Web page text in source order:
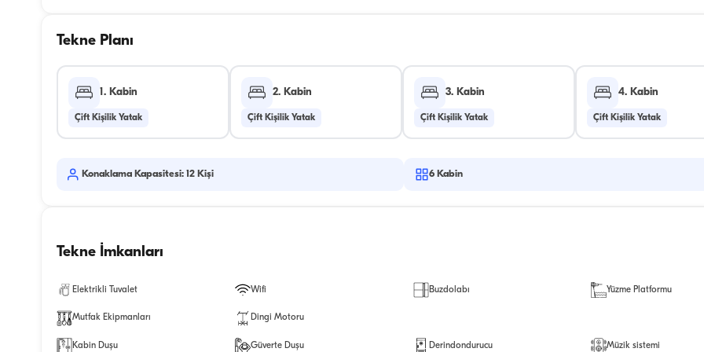
Tekne Planı
1. Kabin
Çift Kişilik Yatak
2. Kabin
Çift Kişilik Yatak
3. Kabin
Çift Kişilik Yatak
4. Kabin
Çift Kişilik Yatak
Konaklama Kapasitesi: 12 Kişi 6 Kabin
Tekne İmkanları
Elektrikli Tuvalet Wifi Buzdolabı Yüzme Platformu
Mutfak Ekipmanları Dingi Motoru
Kabin Duşu Güverte Duşu Derindondurucu Müzik sistemi